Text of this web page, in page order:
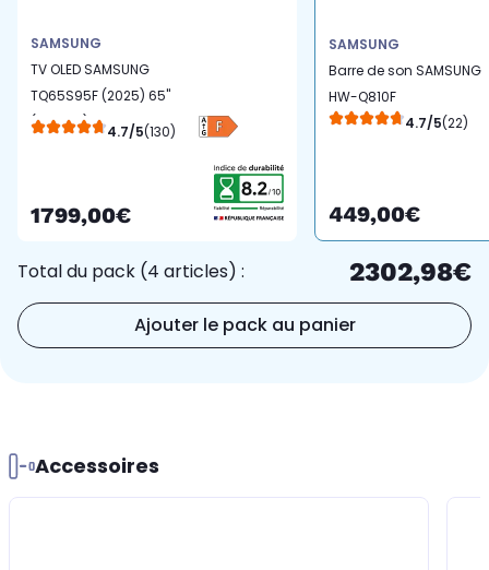
SAMSUNG
TV OLED SAMSUNG
TQ65S95F (2025) 65"
(163 cm) 4K - 100Hz,
4.7/5(130)
1799,00€
SAMSUNG
Barre de son SAMSUNG
HW-Q810F
4.7/5(22)
449,00€
Total du pack (4 articles) : 2302,98€
Ajouter le pack au panier
Accessoires